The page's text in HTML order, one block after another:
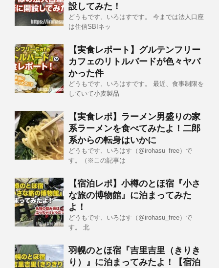
設してみた！
どうもです、いろはすです。 今までは法人口座
は住信SBIネッ
【実食レポート】グルテンフリー
カフェのリトルバードが色々ヤバ
かった件
どうもです、いろはすです。 最近、食事制限を
していて小麦製品
【実食レポ】ラーメン男盛りの家
系ラーメンを食べてみたよ！二郎
系からの転身はいかに
どうもです、いろはす（@irohasu_free）で
す。（※この記事は
【宿泊レポ】小樽のとほ宿『小さ
な旅の博物館』に泊まってみた
よ！
どうもです、いろはす（@irohasu_free）で
す。 北
羽幌のとほ宿『吉里吉里（きりき
り）』に泊まってみたよ！【宿泊